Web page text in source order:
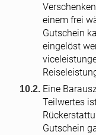
einem frei
Gutschein
eingelöst
Eine
Teilwertes
Gutschein